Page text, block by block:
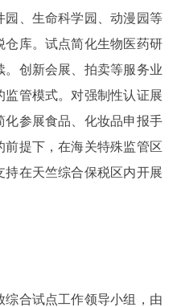
园、生命科学园、动漫园等
仓库。试点简化生物医药研
创新会展、拍卖等服务业
管模式。对强制性认证展
参展食品、化妆品申报手
提下，在海关特殊监管区
在天竺综合保税区内开展
合试点工作领导小组，由